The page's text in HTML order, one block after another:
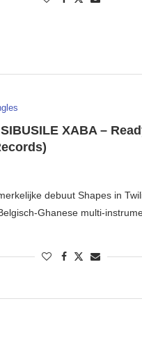
XABA –
debuut Shapes in
Ghanese multi-